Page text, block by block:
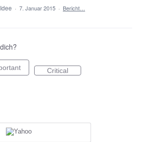
· 7. Januar 2015 · Bericht…
Critical